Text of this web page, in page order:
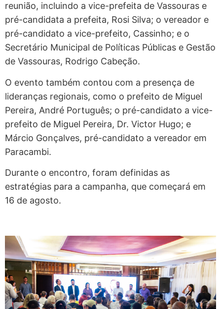
reunião, incluindo a vice-prefeita de Vassouras e
pré-candidata a prefeita, Rosi Silva; o vereador e
pré-candidato a vice-prefeito, Cassinho; e o
Secretário Municipal de Políticas Públicas e Gestão
de Vassouras, Rodrigo Cabeção.
O evento também contou com a presença de
lideranças regionais, como o prefeito de Miguel
Pereira, André Português; o pré-candidato a vice-
prefeito de Miguel Pereira, Dr. Victor Hugo; e
Márcio Gonçalves, pré-candidato a vereador em
Paracambi.
Durante o encontro, foram definidas as
estratégias para a campanha, que começará em
16 de agosto.